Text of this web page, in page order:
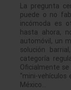
La pregunta
puede o no
incómoda es
hasta ahora,
automóvil, un
solución
categoría
Oficialmente
“mini-vehículos
México…